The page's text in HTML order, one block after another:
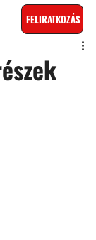
FELIRATKOZÁS